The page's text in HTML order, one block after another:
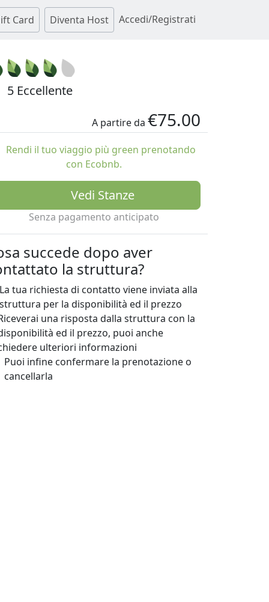
Card Diventa Host Accedi/Registrati
5 Eccellente
A partire da €75.00
Rendi il tuo viaggio più green prenotando
con Ecobnb.
Vedi Stanze
Senza pagamento anticipato
succede dopo aver
la struttura?
La tua richiesta di contatto viene inviata alla
struttura per la disponibilità ed il prezzo
una risposta dalla struttura con la
ed il prezzo, puoi anche
ulteriori informazioni
Puoi infine confermare la prenotazione o
cancellarla